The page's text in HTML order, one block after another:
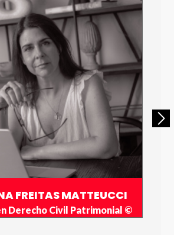
FREITAS MATTEUCCI
Derecho Civil Patrimonial ©
* (+56 9 xxxx xxxx)